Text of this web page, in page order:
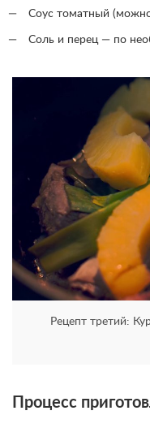
Соус томатный
Соль и перец — по
Рецепт третий:
Процесс